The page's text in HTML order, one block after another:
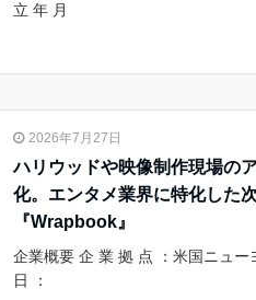
立 年 月
2026年7月27日
ハリウッドや映像制作現場の
化。エンタメ業界に特化した
『Wrapbook』
企業概要 企 業 拠 点 ：米国ニュー
日 ：